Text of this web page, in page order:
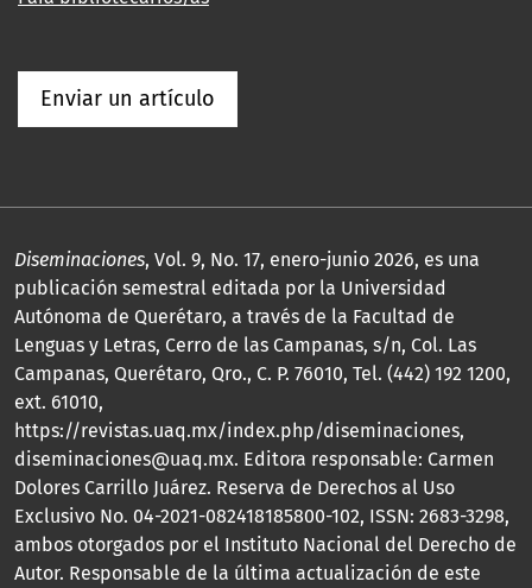
Enviar un artículo
Diseminaciones, Vol. 9, No. 17, enero-junio 2026, es una
publicación semestral editada por la Universidad
Autónoma de Querétaro, a través de la Facultad de
Lenguas y Letras, Cerro de las Campanas, s/n, Col. Las
Campanas, Querétaro, Qro., C. P. 76010, Tel. (442) 192 1200,
ext. 61010,
https://revistas.uaq.mx/index.php/diseminaciones,
diseminaciones@uaq.mx. Editora responsable: Carmen
Dolores Carrillo Juárez. Reserva de Derechos al Uso
Exclusivo No. 04-2021-082418185800-102, ISSN: 2683-3298,
ambos otorgados por el Instituto Nacional del Derecho de
Autor. Responsable de la última actualización de este